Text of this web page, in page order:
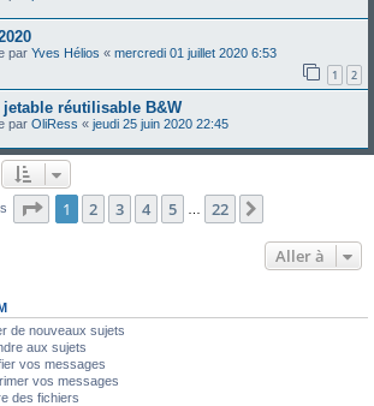
par Yves Hélios « mercredi 01 juillet 2020 6:53
1 2
réutilisable B&W
par OliRess « jeudi 25 juin 2020 22:45
Page 1sur22
1 2 3 4 5 22
Aller à
de nouveaux sujets
aux sujets
vos messages
vos messages
des fichiers